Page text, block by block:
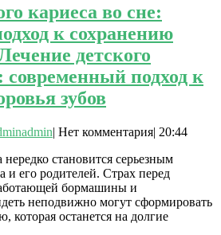
кариеса во сне:
к сохранению
детского
современный подход к
зубов
admin| Нет комментария| 20:44
становится серьезным
и его родителей. Страх перед
бормашины и
неподвижно могут сформировать
которая останется на долгие